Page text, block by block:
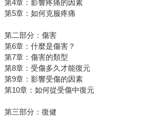
第4章：影響疼痛的因素
第5章：如何克服疼痛
第二部分：傷害
第6章：什麼是傷害？
第7章：傷害的類型
第8章：受傷多久才能復元
第9章：影響受傷的因素
第10章：如何從受傷中復元
第三部分：復健